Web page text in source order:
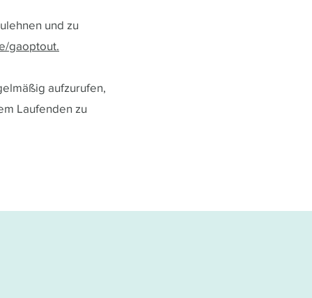
und zu
gaoptout.
aufzurufen,
Laufenden zu